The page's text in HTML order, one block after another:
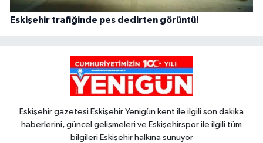
Eskişehir trafiğinde pes dedirten görüntü!
Eskişehir gazetesi Eskişehir Yenigün kent ile ilgili son dakika
haberlerini, güncel gelişmeleri ve Eskişehirspor ile ilgili tüm
bilgileri Eskişehir halkına sunuyor